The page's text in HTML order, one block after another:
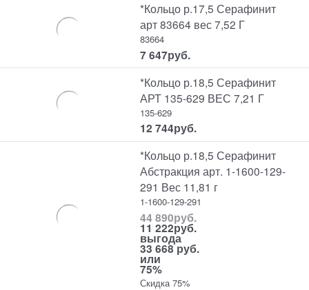
*Кольцо р.17,5 Серафинит
арт 83664 вес 7,52 Г
83664
7 647руб.
*Кольцо р.18,5 Серафинит
АРТ 135-629 ВЕС 7,21 Г
135-629
12 744руб.
*Кольцо р.18,5 Серафинит
Абстракция арт. 1-1600-129-
291 Вес 11,81 г
1-1600-129-291
44 890руб.
11 222руб.
выгода
33 668 руб.
или
75%
Скидка 75%